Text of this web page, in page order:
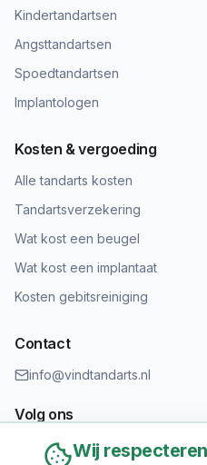
Kindertandartsen
Angsttandartsen
Spoedtandartsen
Implantologen
Kosten & vergoeding
Alle tandarts kosten
Tandartsverzekering
Wat kost een beugel
Wat kost een implantaat
Kosten gebitsreiniging
Contact
info@vindtandarts.nl
Volg ons
Wij